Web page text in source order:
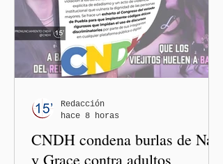
CNDH condena burlas de Nay
y Grace contra adultos
Redacción
hace 8 horas